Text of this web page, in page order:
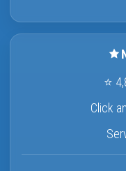
⭐
Click